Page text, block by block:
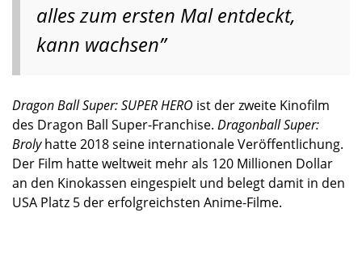
alles zum ersten Mal entdeckt,
kann wachsen”
Dragon Ball Super: SUPER HERO ist der zweite Kinofilm
des Dragon Ball Super-Franchise. Dragonball Super:
Brolyhatte 2018 seine internationale Veröffentlichung.
Der Film hatte weltweit mehr als 120 Millionen Dollar
an den Kinokassen eingespielt und belegt damit in den
USA Platz 5 der erfolgreichsten Anime-Filme.